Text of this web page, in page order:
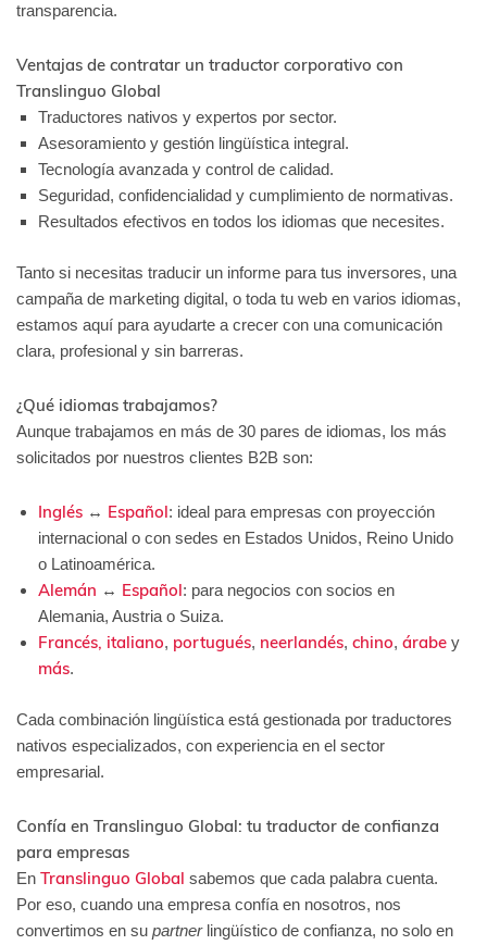
transparencia.
Ventajas de contratar un traductor corporativo con
Translinguo Global
Traductores nativos y expertos por sector.
Asesoramiento y gestión lingüística integral.
Tecnología avanzada y control de calidad.
Seguridad, confidencialidad y cumplimiento de normativas.
Resultados efectivos en todos los idiomas que necesites.
Tanto si necesitas traducir un informe para tus inversores, una
campaña de marketing digital, o toda tu web en varios idiomas,
estamos aquí para ayudarte a crecer con una comunicación
clara, profesional y sin barreras.
¿Qué idiomas trabajamos?
Aunque trabajamos en más de 30 pares de idiomas, los más
solicitados por nuestros clientes B2B son:
Inglés ↔ Español: ideal para empresas con proyección
internacional o con sedes en Estados Unidos, Reino Unido
o Latinoamérica.
Alemán ↔ Español: para negocios con socios en
Alemania, Austria o Suiza.
Francés, italiano, portugués, neerlandés, chino, árabe y
más.
Cada combinación lingüística está gestionada por traductores
nativos especializados, con experiencia en el sector
empresarial.
Confía en Translinguo Global: tu traductor de confianza
para empresas
En Translinguo Global sabemos que cada palabra cuenta.
Por eso, cuando una empresa confía en nosotros, nos
convertimos en su partnerlingüístico de confianza, no solo en